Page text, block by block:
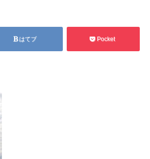
はてブ Pocket